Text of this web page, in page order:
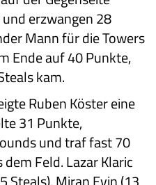
erzwangen 28
Mann für die Towers
Ende auf 40 Punkte,
kam.
Ruben Köster eine
31 Punkte,
und traf fast 70
Feld. Lazar Klaric